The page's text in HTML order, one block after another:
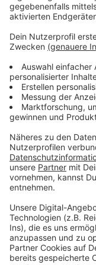
gesorgt - er gab
morgen (28.
Derby bei den
Anzeige
Weitere Infos
Anzeige
Die Tabelle der
So berichtet die
Anzeige